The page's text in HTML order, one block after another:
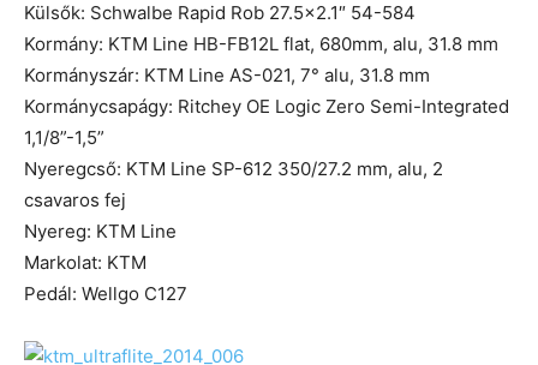
Külsők: Schwalbe Rapid Rob 27.5×2.1″ 54-584
Kormány: KTM Line HB-FB12L flat, 680mm, alu, 31.8 mm
Kormányszár: KTM Line AS-021, 7° alu, 31.8 mm
Kormánycsapágy: Ritchey OE Logic Zero Semi-Integrated
1,1/8”-1,5”
Nyeregcső: KTM Line SP-612 350/27.2 mm, alu, 2
csavaros fej
Nyereg: KTM Line
Markolat: KTM
Pedál: Wellgo C127